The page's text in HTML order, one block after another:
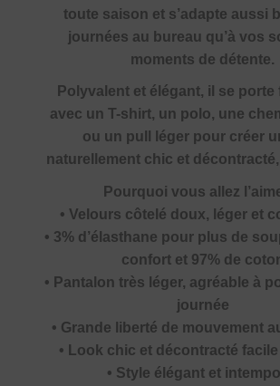
toute saison et s’adapte aussi
journées au bureau qu’à vos
moments de détente.
Polyvalent et élégant, il se porte
avec un T-shirt, un polo, une
ou un pull léger pour créer
naturellement chic et
Pourquoi vous allez
• Velours côtelé doux, léger et
• 3% d’élasthane pour plus de
confort et 97% de
• Pantalon très léger, agréable à
journée
• Grande liberté de mouvement
• Look chic et décontracté
• Style élégant et